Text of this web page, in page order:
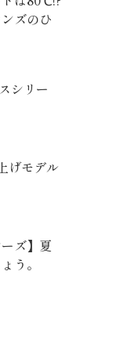
ズのひ
シリー
げモデル
ズ】夏
う。